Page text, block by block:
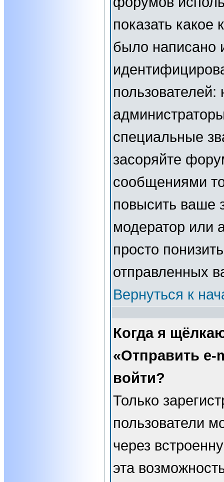
показать какое
было написано
специальные
засоряйте
сообщениями
повысить ваше
модератор или
просто
отправленных
Вернуться к
Когда я
«Отправить e-
войти?
Только
пользователи
через
эта